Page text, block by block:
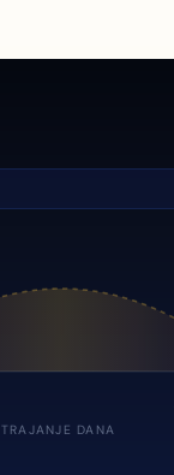
TRAJANJE DANA